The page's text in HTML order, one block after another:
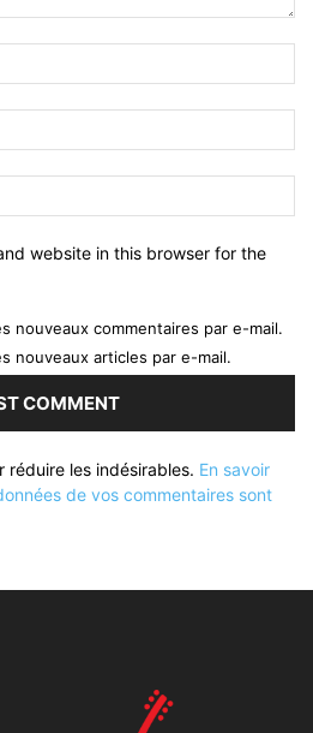
website in this browser for the
nouveaux commentaires par e-mail.
nouveaux articles par e-mail.
réduire les indésirables. En savoir
de vos commentaires sont